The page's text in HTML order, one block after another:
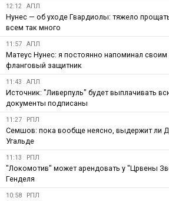
12:12 АПЛ
Нунес — об уходе Гвардиолы: тяжело
всем так много
11:57 АПЛ
Матеус Нунес: я постоянно напоминал своим
фланговый защитник
11:43 АПЛ
Источник: "Ливерпуль" будет выплачивать
документы подписаны
11:27 РПЛ
Семшов: пока вообще неясно, выдержит ли
Угальде
11:13 РПЛ
"Локомотив" может арендовать у "Црвены
Генделя
10:58 РПЛ